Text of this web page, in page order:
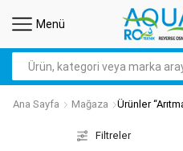
Menü
Ana Sayfa Mağaza Ürünler
Filtreler